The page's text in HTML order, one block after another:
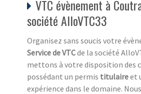
VTC évènement à
société AlloVTC33
Organisez sans soucis votre
Service de VTCde la société
mettons à votre disposition des
possédant un permis titulaireet
expérience dans le domaine.